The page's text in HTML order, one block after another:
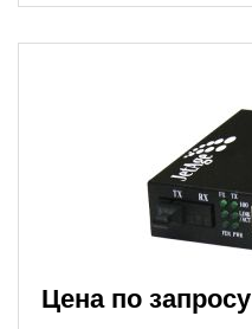
Цена по запросу